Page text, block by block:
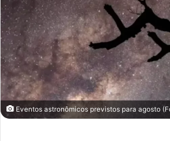
Eventos astronômicos previstos para agosto